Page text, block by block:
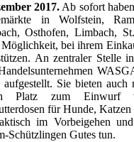
2017. Ab sofort
in Wolfstein,
Osthofen, Limbach,
bei ihrem
An zentraler Stelle
aufgestellt. Sie bieten auch
Platz zum Einwurf
für Hunde,
im Vorbeigehen
Schützlingen Gutes tun.